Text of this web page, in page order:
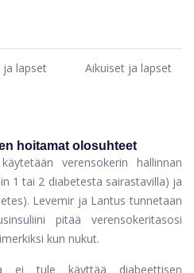
ja lapset Aikuiset ja lapset
hoitamat olosuhteet
verensokerin hallinnan
1 tai 2 diabetesta sairastavilla) ja
Levemir ja Lantus tunnetaan
pitää verensokeritasosi
kun nukut.
ei tule käyttää diabeettisen